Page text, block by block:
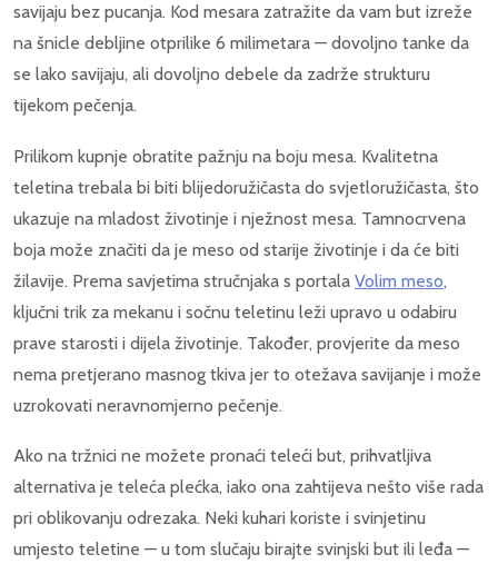
savijaju bez pucanja. Kod mesara zatražite da vam but izreže
na šnicle debljine otprilike 6 milimetara — dovoljno tanke da
se lako savijaju, ali dovoljno debele da zadrže strukturu
tijekom pečenja.
Prilikom kupnje obratite pažnju na boju mesa. Kvalitetna
teletina trebala bi biti blijedoružičasta do svjetloružičasta, što
ukazuje na mladost životinje i nježnost mesa. Tamnocrvena
boja može značiti da je meso od starije životinje i da će biti
žilavije. Prema savjetima stručnjaka s portala Volim meso,
ključni trik za mekanu i sočnu teletinu leži upravo u odabiru
prave starosti i dijela životinje. Također, provjerite da meso
nema pretjerano masnog tkiva jer to otežava savijanje i može
uzrokovati neravnomjerno pečenje.
Ako na tržnici ne možete pronaći teleći but, prihvatljiva
alternativa je teleća plećka, iako ona zahtijeva nešto više rada
pri oblikovanju odrezaka. Neki kuhari koriste i svinjetinu
umjesto teletine — u tom slučaju birajte svinjski but ili leđa —